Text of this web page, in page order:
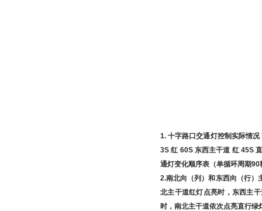
1. 十字路口交通灯控制实际情
3S 红 60S 东西主干道 红 45S
通灯变化顺序表（单循环周期90
2.南北向（列）和东西向（行
北主干道红灯点亮时，东西主
时，南北主干道依次点亮直行